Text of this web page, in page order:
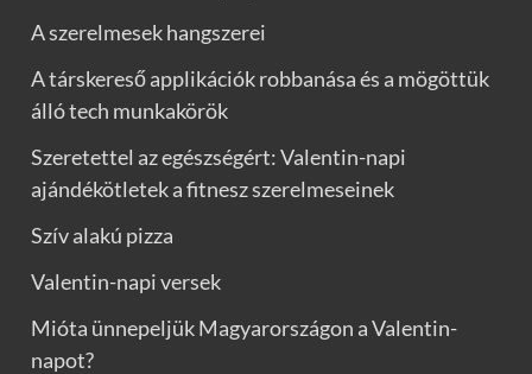
A szerelmesek hangszerei
A társkereső applikációk robbanása és a mögöttük
álló tech munkakörök
Szeretettel az egészségért: Valentin-napi
ajándékötletek a fitnesz szerelmeseinek
Szív alakú pizza
Valentin-napi versek
Mióta ünnepeljük Magyarországon a Valentin-
napot?